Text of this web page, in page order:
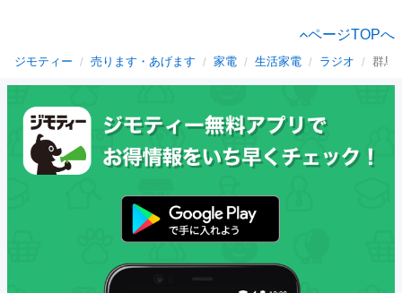
ページTOPへ
ジモティー 売ります・あげます 家電 生活家電 ラジオ 群馬